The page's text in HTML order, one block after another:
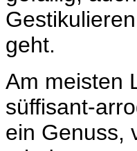
geht.
Am meisten
süffisant-
ein Genuss,